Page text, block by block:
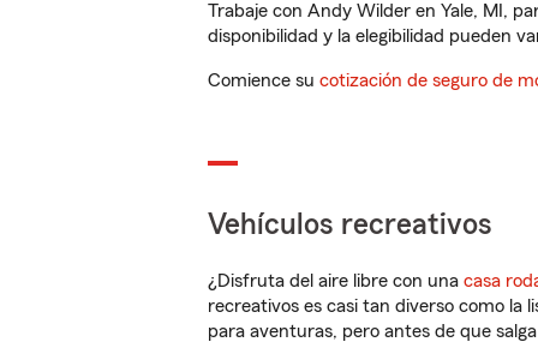
Trabaje con Andy Wilder en Yale, MI,
disponibilidad y la elegibilidad pueden
Comience su cotización de seguro de
Vehículos recreativos
¿Disfruta del aire libre con una casa
recreativos es casi tan diverso como la
para aventuras, pero antes de que